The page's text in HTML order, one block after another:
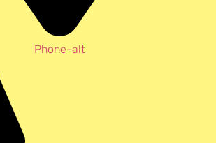
Phone-alt